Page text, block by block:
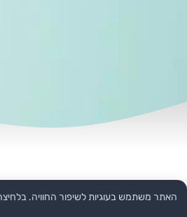
האתר משתמש בעוגיות לשיפור החוויה.